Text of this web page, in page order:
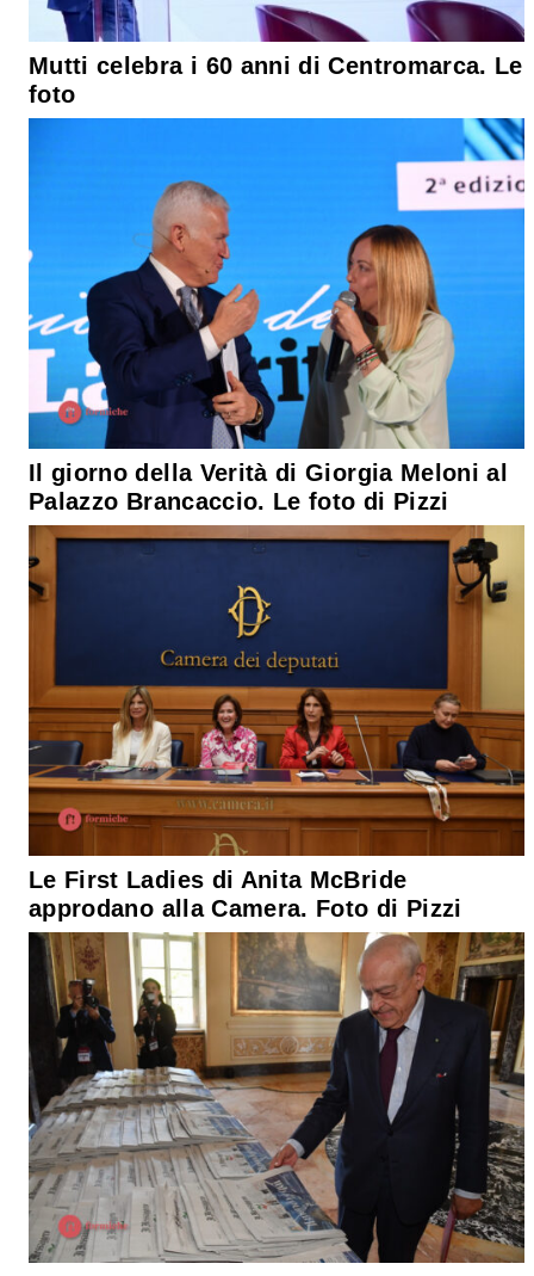
Mutti celebra i 60 anni di Centromarca. Le
foto
Il giorno della Verità di Giorgia Meloni al
Palazzo Brancaccio. Le foto di Pizzi
Le First Ladies di Anita McBride
approdano alla Camera. Foto di Pizzi